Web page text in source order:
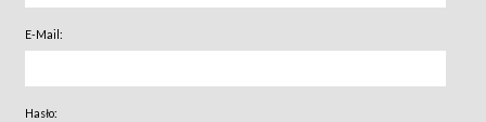
E-Mail:
Hasło: